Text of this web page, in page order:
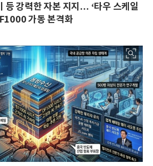
등 강력한 자본 지지… ‘타우 스케일
가동 본격화